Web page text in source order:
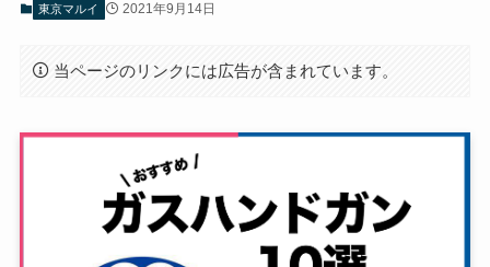
東京マルイ 2021年9月14日
当ページのリンクには広告が含まれています。